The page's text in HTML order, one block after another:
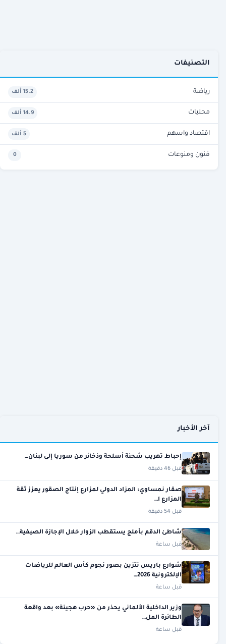
التصنيفات
رياضة 15.2 ألف
محليات 14.9 ألف
اقتصاد واسهم 5 ألف
فنون ومنوعات 0
آخر الأخبار
إحباط تهريب شحنة أسلحة وذخائر من سوريا إلى لبنان…
قبل 46 دقيقة
صقار نمساوي: المزاد الدولي لمزارع إنتاج الصقور يعزز ثقة
المزارع ا…
قبل 54 دقيقة
شاطئ الدقم بأملج يستقطب الزوار خلال الإجازة الصيفية…
قبل ساعة
شوارع باريس تتزين بصور نجوم كأس العالم للرياضات
الإلكترونية 2026…
قبل ساعة
وزير الداخلية الألماني يحذر من «حرب هجينة» بعد واقعة
الطائرة المل…
قبل ساعة